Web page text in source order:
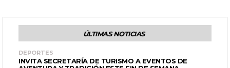
ÚLTIMAS NOTICIAS
DEPORTES
INVITA SECRETARÍA DE TURISMO A EVENTOS DE